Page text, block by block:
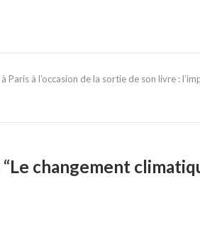
Paris à l’occasion de la sortie de son livre :
“Le changement